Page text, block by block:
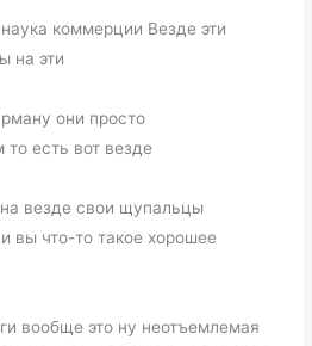
коммерции Везде эти
на эти
они просто
есть вот везде
везде свои щупальцы
вы что-то такое хорошее
вообще это ну неотъемлемая